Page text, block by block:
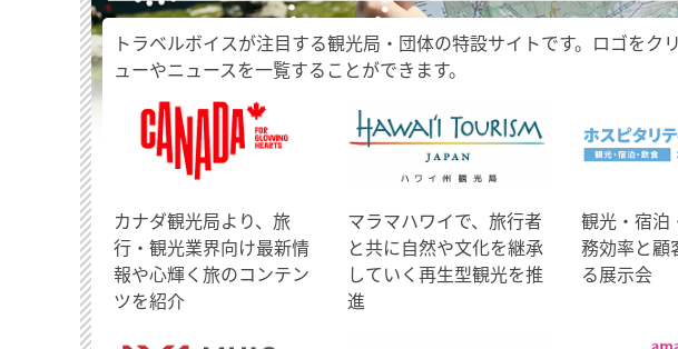
トラベルボイスが注目する観光局・団体の特設サイトです。ロゴを
ューやニュースを一覧することができます。
​カナダ観光局より、旅
行・観光業界向け最新情
報や心輝く旅のコンテン
ツを紹介
マラマハワイで、旅行者
と共に自然や文化を継承
していく再生型観光を推
進
観光・宿泊
務効率と顧
る展示会